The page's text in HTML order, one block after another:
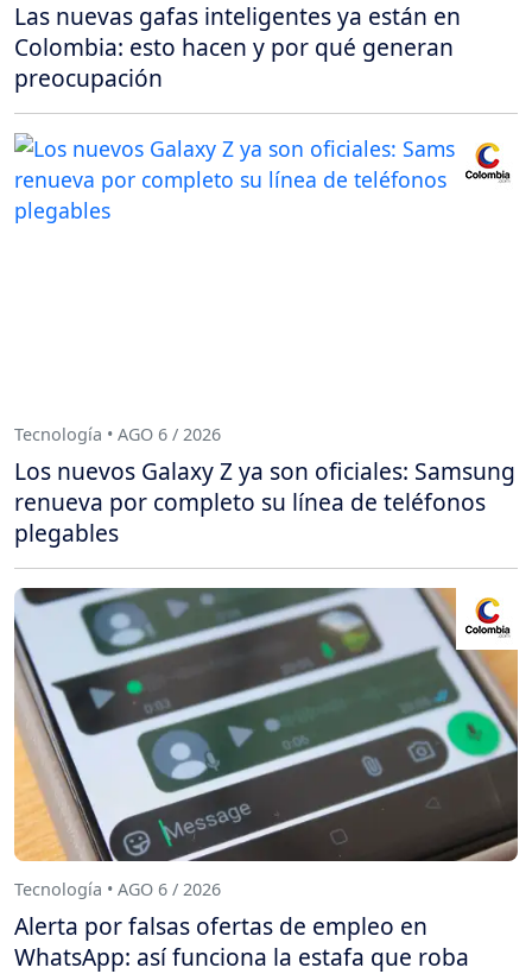
Las nuevas gafas inteligentes ya están en
Colombia: esto hacen y por qué generan
preocupación
Tecnología • AGO 6 / 2026
Los nuevos Galaxy Z ya son oficiales: Samsung
renueva por completo su línea de teléfonos
plegables
Tecnología • AGO 6 / 2026
Alerta por falsas ofertas de empleo en
WhatsApp: así funciona la estafa que roba